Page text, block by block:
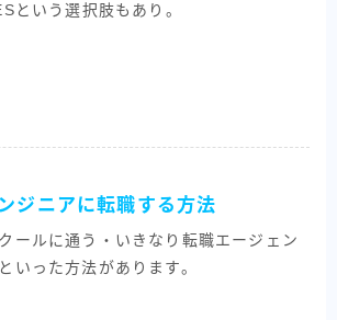
という選択肢もあり。
ジニアに転職する方法
ールに通う・いきなり転職エージェン
いった方法があります。